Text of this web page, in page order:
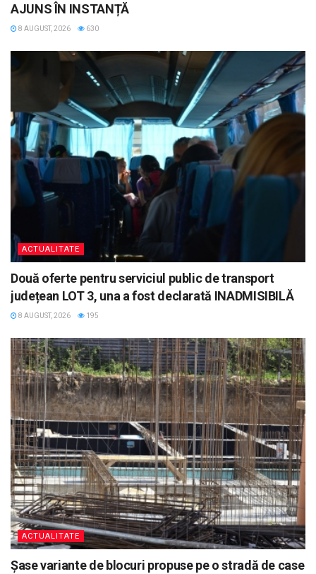
AJUNS ÎN INSTANȚĂ
8 AUGUST, 2026 630
ACTUALITATE
Două oferte pentru serviciul public de transport
județean LOT 3, una a fost declarată INADMISIBILĂ
8 AUGUST, 2026 195
ACTUALITATE
Șase variante de blocuri propuse pe o stradă de case